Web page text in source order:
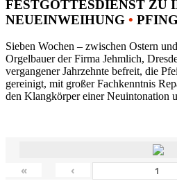
FESTGOTTESDIENST ZU
NEUEINWEIHUNG •
Sieben Wochen – zwischen Ostern
Orgelbauer der Firma Jehmlich,
vergangener Jahrzehnte befreit, die
gereinigt, mit großer Fachkenntnis
den Klangkörper einer Neuintonation
« ‹